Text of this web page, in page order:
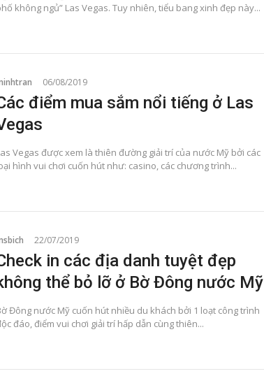
không ngủ” Las Vegas. Tuy nhiên, tiểu bang xinh đẹp này...
06/08/2019
điểm mua sắm nổi tiếng ở Las
Vegas được xem là thiên đường giải trí của nước Mỹ bởi các
hình vui chơi cuốn hút như: casino, các chương trình...
22/07/2019
in các địa danh tuyệt đẹp
thể bỏ lỡ ở Bờ Đông nước Mỹ
Đông nước Mỹ cuốn hút nhiều du khách bởi 1 loạt công trình
đáo, điểm vui chơi giải trí hấp dẫn cùng thiên...